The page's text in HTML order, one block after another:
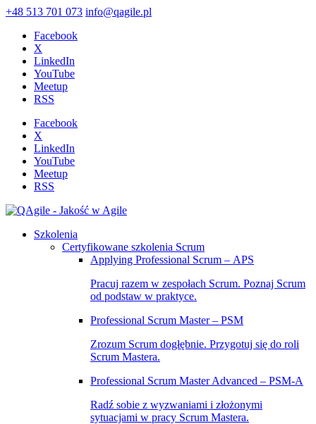
+48 513 701 073 info@qagile.pl
Facebook
X
LinkedIn
YouTube
Meetup
RSS
Facebook
X
LinkedIn
YouTube
Meetup
RSS
Szkolenia
Certyfikowane szkolenia Scrum
Applying Professional Scrum – APS
Pracuj razem w zespołach Scrum. Poznaj Scrum
od podstaw w praktyce.
Professional Scrum Master – PSM
Zrozum Scrum dogłębnie. Przygotuj się do roli
Scrum Mastera.
Professional Scrum Master Advanced – PSM‑A
Radź sobie z wyzwaniami i złożonymi
sytuacjami w pracy Scrum Mastera.